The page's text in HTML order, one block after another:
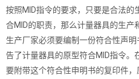
按照MID指令的要求，只要是合法的
合MID的职责，那么计量器具的生产
生产厂家必须要编制一份符合性声
告了计量器具的原型符合MID指令。
要附带这个符合性申明书的复印件，